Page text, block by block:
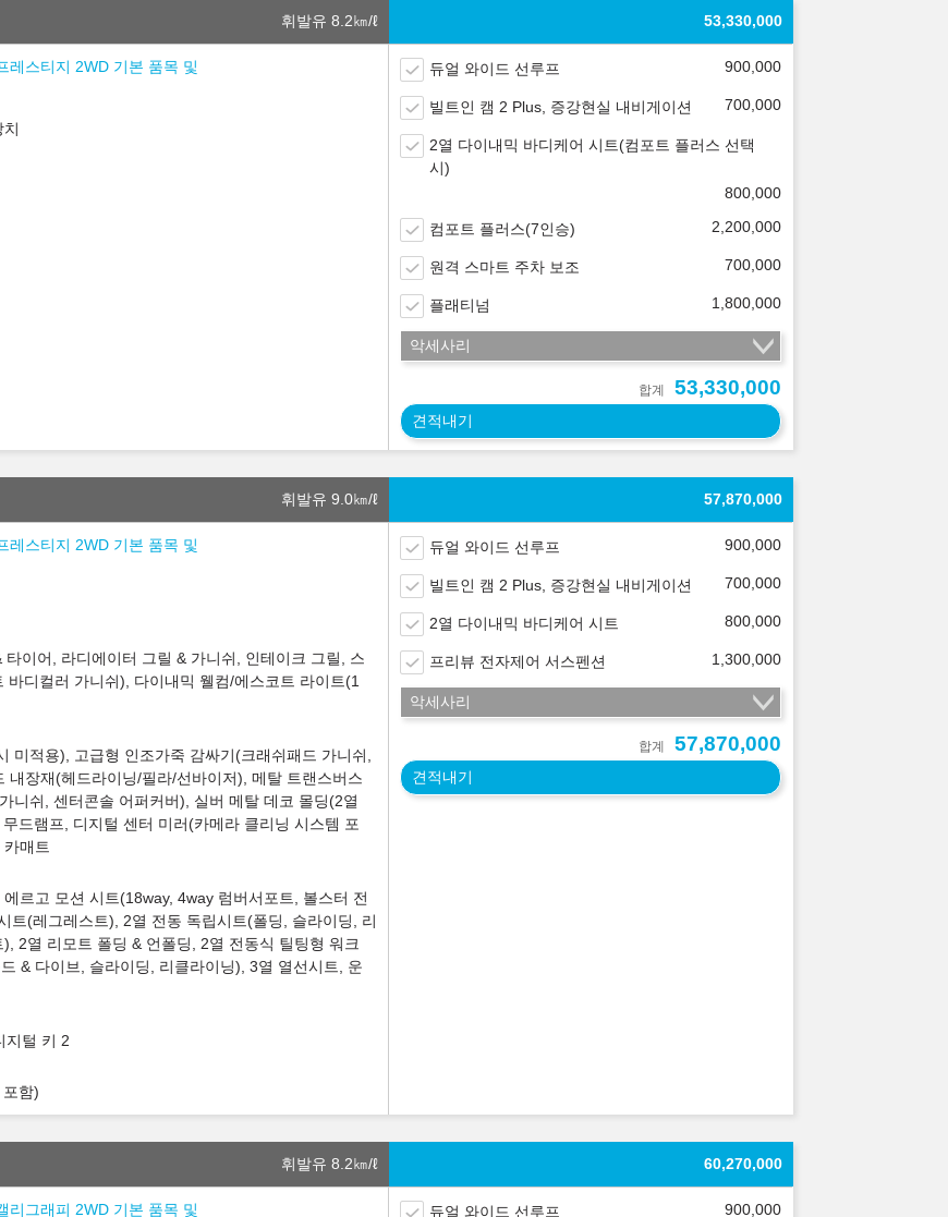
휘발유 8.2㎞/ℓ 53,330,000
레스티지 2WD 기본 품목 및 듀얼 와이드 선루프 900,000
빌트인 캠 2 Plus, 증강현실 내비게이션 700,000
2열 다이내믹 바디케어 시트(컴포트 플러스 선택
시)
800,000
컴포트 플러스(7인승) 2,200,000
원격 스마트 주차 보조 700,000
플래티넘 1,800,000
악세사리
합계 53,330,000
견적내기
휘발유 9.0㎞/ℓ 57,870,000
레스티지 2WD 기본 품목 및
이어, 라디에이터 그릴 & 가니쉬, 인테이크 그릴, 스
디컬러 가니쉬), 다이내믹 웰컴/에스코트 라이트(1
미적용), 고급형 인조가죽 감싸기(크래쉬패드 가니쉬,
장재(헤드라이닝/필라/선바이저), 메탈 트랜스버스
니쉬, 센터콘솔 어퍼커버), 실버 메탈 데코 몰딩(2열
드램프, 디지털 센터 미러(카메라 클리닝 시스템 포
매트
르고 모션 시트(18way, 4way 럼버서포트, 볼스터 전
트(레그레스트), 2열 전동 독립시트(폴딩, 슬라이딩, 리
2열 리모트 폴딩 & 언폴딩, 2열 전동식 틸팅형 워크
& 다이브, 슬라이딩, 리클라이닝), 3열 열선시트, 운
지털 키 2
함)
듀얼 와이드 선루프 900,000
빌트인 캠 2 Plus, 증강현실 내비게이션 700,000
2열 다이내믹 바디케어 시트 800,000
프리뷰 전자제어 서스펜션 1,300,000
악세사리
합계 57,870,000
견적내기
휘발유 8.2㎞/ℓ 60,270,000
리그래피 2WD 기본 품목 및 듀얼 와이드 선루프 900,000